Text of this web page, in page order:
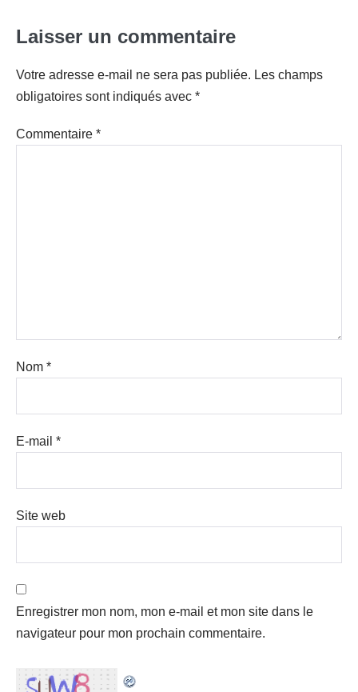
Laisser un commentaire
Votre adresse e-mail ne sera pas publiée. Les champs
obligatoires sont indiqués avec *
Commentaire *
Nom *
E-mail *
Site web
Enregistrer mon nom, mon e-mail et mon site dans le
navigateur pour mon prochain commentaire.